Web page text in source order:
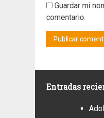
Guardar mi
comentario.
Entradas